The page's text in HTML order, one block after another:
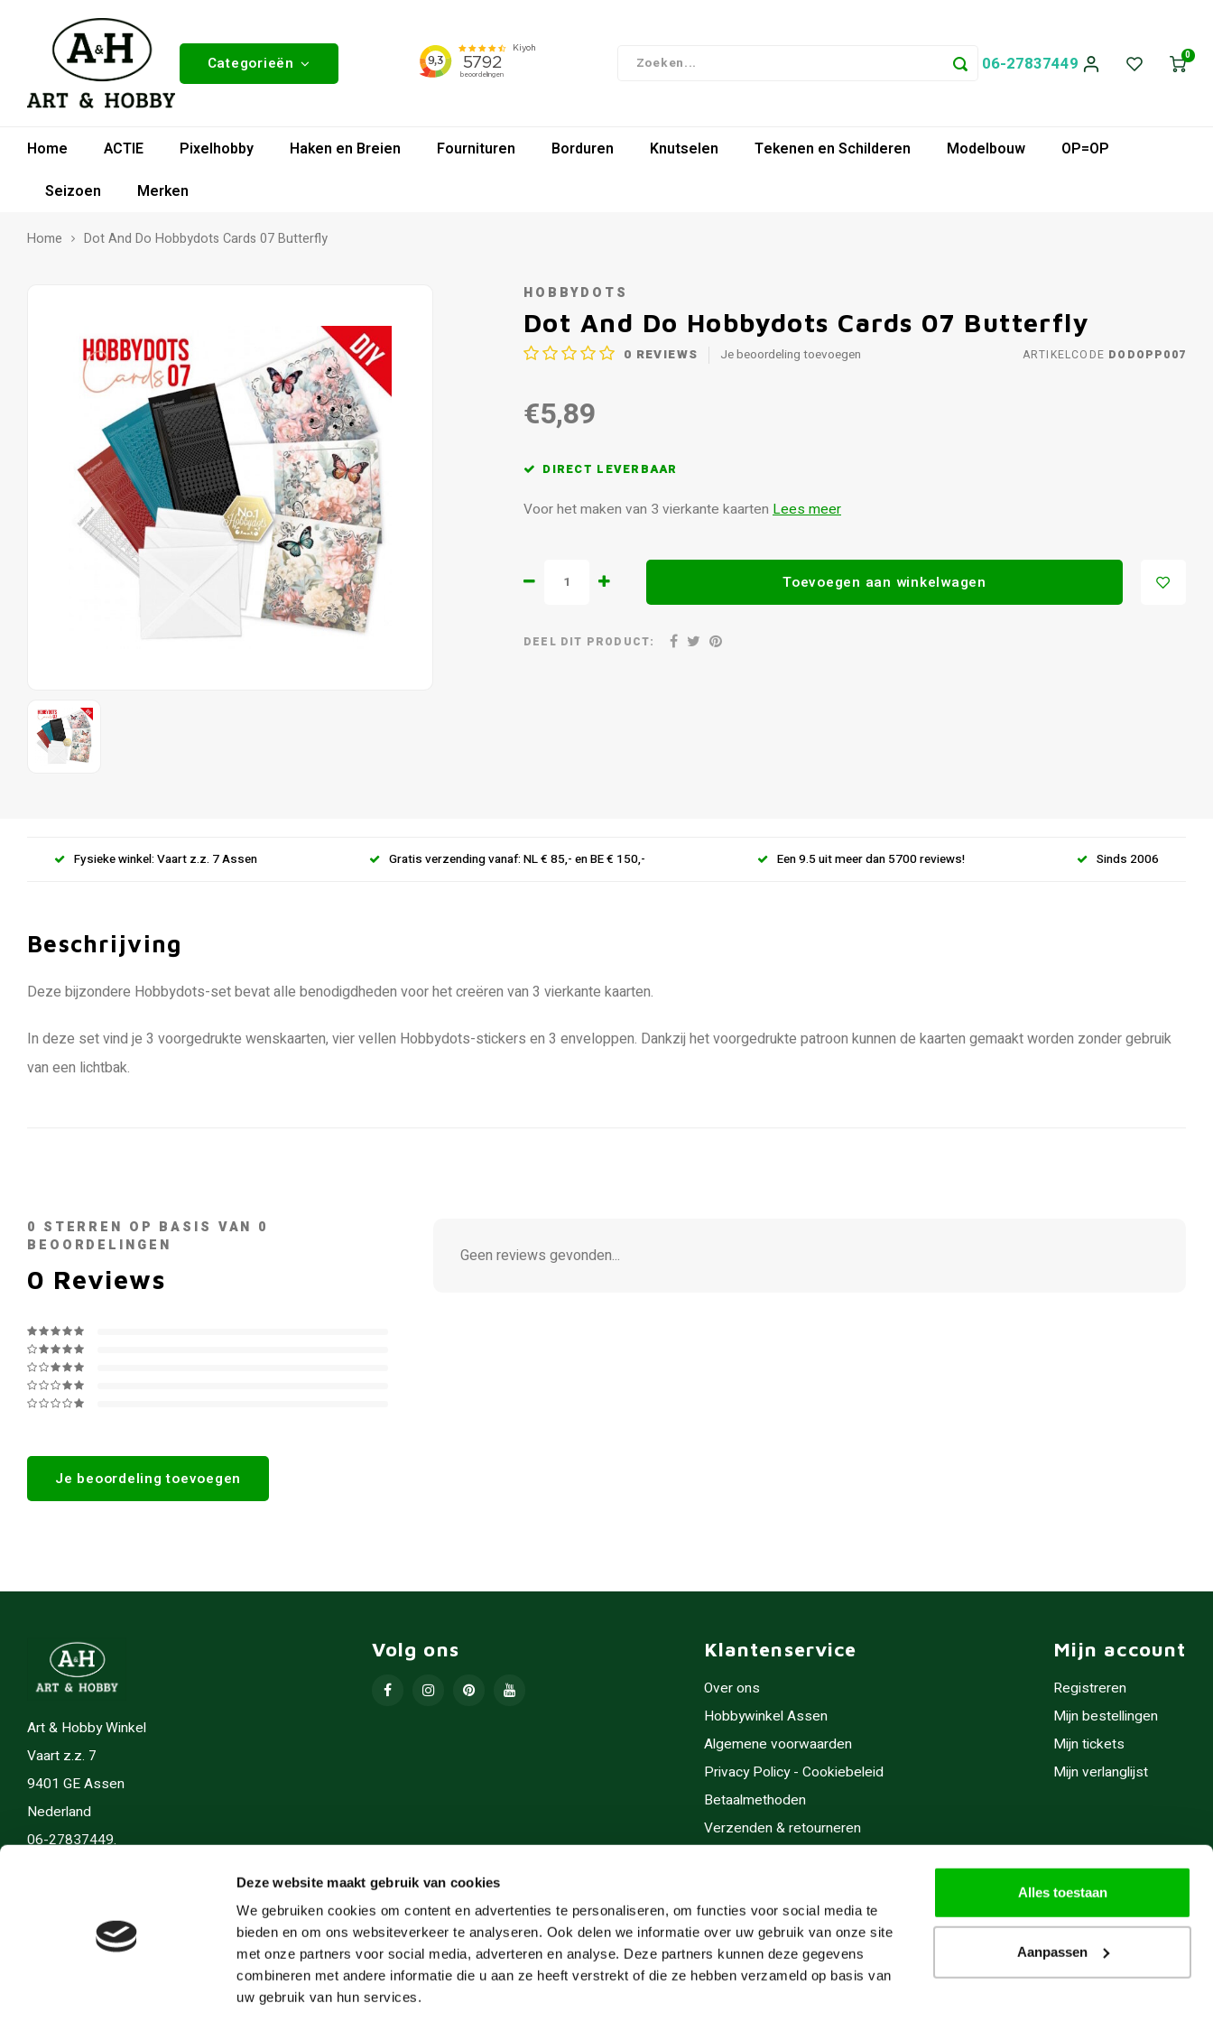
Deze website maakt gebruik van cookies
We gebruiken cookies om content en advertenties te personaliseren, om functies voor social media te
bieden en om ons websiteverkeer te analyseren. Ook delen we informatie over uw gebruik van onze site
met onze partners voor social media, adverteren en analyse. Deze partners kunnen deze gegevens
combineren met andere informatie die u aan ze heeft verstrekt of die ze hebben verzameld op basis van
uw gebruik van hun services.
Alles toestaan
Aanpassen
Categorieën 06-27837449 0
Home ACTIE Pixelhobby Haken en Breien Fournituren Borduren Knutselen Tekenen en Schilderen Modelbouw
OP=OP
Seizoen
Merken
Home Dot And Do Hobbydots Cards 07 Butterfly
HOBBYDOTS
Dot And Do Hobbydots Cards 07 Butterfly
0 REVIEWS Je beoordeling toevoegen ARTIKELCODE DODOPP007
€5,89
DIRECT LEVERBAAR
Voor het maken van 3 vierkante kaarten Lees meer
Toevoegen aan winkelwagen
DEEL DIT PRODUCT:
Fysieke winkel: Vaart z.z. 7 Assen Gratis verzending vanaf: NL € 85,- en BE € 150,- Een 9.5 uit meer dan 5700 reviews! Sinds 2006
Beschrijving
Deze bijzondere Hobbydots-set bevat alle benodigdheden voor het creëren van 3 vierkante kaarten.
In deze set vind je 3 voorgedrukte wenskaarten, vier vellen Hobbydots-stickers en 3 enveloppen. Dankzij het voorgedrukte patroon kunnen de kaarten gemaakt worden zonder gebruik
van een lichtbak.
0 STERREN OP BASIS VAN 0
BEOORDELINGEN
0 Reviews
Je beoordeling toevoegen
Geen reviews gevonden...
Art & Hobby Winkel
Vaart z.z. 7
9401 GE Assen
Nederland
06-27837449.
Volg ons Klantenservice
Over ons
Hobbywinkel Assen
Algemene voorwaarden
Privacy Policy - Cookiebeleid
Betaalmethoden
Verzenden & retourneren
Cadeaubonnen
Inlijsten
Servicegebieden
Mijn account
Registreren
Mijn bestellingen
Mijn tickets
Mijn verlanglijst